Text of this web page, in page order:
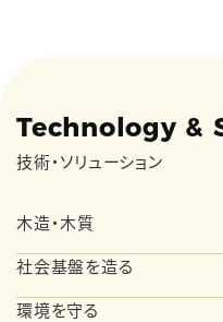
Technology &
技術・ソリューション
木造・木質
社会基盤を造る
環境を守る